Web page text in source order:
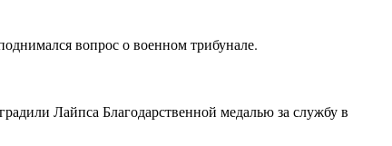
вопрос о военном трибунале.
Лайпса Благодарственной медалью за службу в